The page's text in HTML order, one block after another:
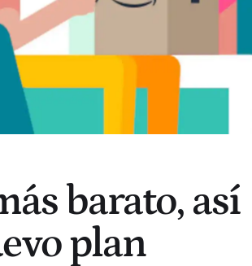
barato, así
plan